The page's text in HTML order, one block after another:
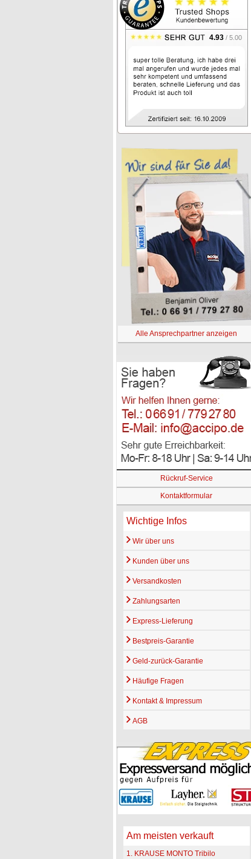
4.93 / 5.00
Alle Ansprechpartner anzeigen
Rückruf-Service
Kontaktformular
Wichtige Infos
Wir über uns
Kunden über uns
Versandkosten
Zahlungsarten
Express-Lieferung
Bestpreis-Garantie
Geld-zurück-Garantie
Häufige Fragen
Kontakt & Impressum
AGB
Am meisten verkauft
1. KRAUSE MONTO Tribilo